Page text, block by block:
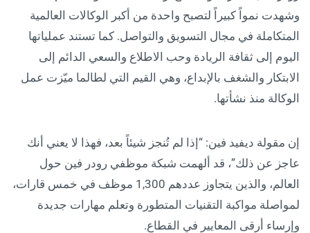
وشهدت نمواً كبيراً لتصبح واحدة من أكبر الوكالات العالمية
المتكاملة في مجال التسويق والتواصل. كما تستند عملياتها
اليوم إلى ثقافة الريادة وحب الاطلاع والسعي الدائم إلى
الابتكار والشغف بالإبداع، وهي القيم التي لطالما ميّزت عمل
الوكالة منذ نشأتها.
إن مقولة ديفيد فين: “إذا لم تُنجز شيئاً بعد، فهذا لا يعني أنك
عاجز عن ذلك”، قد ألهمت شبكة موظفي رودر فين حول
العالم، والذين يتجاوز عددهم 1,300 موظف في خمس قارات،
لمواصلة مواكبة التقنيات المتطورة وتعلم مهارات جديدة
وإرساء أرقى المعايير في القطاع.